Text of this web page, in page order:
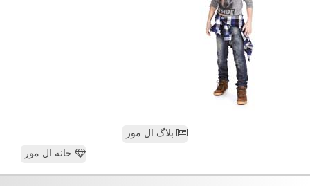
بلاگ ال مور
خانه ال مور